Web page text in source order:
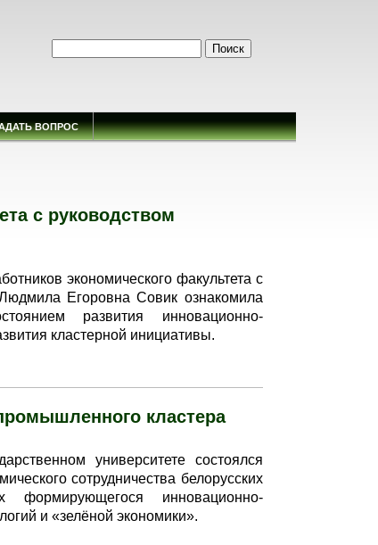
ВОПРОС
с руководством
экономического факультета с
Егоровна Совик ознакомила
развития инновационно-
кластерной инициативы.
кластера
университете состоялся
сотрудничества белорусских
инновационно-
и «зелёной экономики».